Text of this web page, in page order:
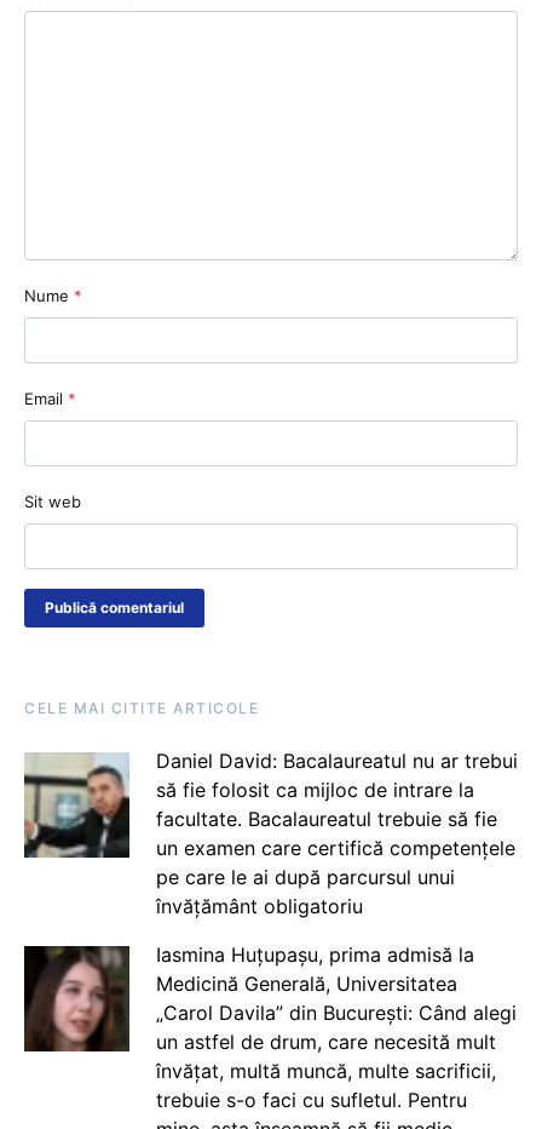
Nume *
Email *
Sit web
CELE MAI CITITE ARTICOLE
Daniel David: Bacalaureatul nu ar trebui
să fie folosit ca mijloc de intrare la
facultate. Bacalaureatul trebuie să fie
un examen care certifică competențele
pe care le ai după parcursul unui
învățământ obligatoriu
Iasmina Huțupașu, prima admisă la
Medicină Generală, Universitatea
„Carol Davila” din București: Când alegi
un astfel de drum, care necesită mult
învățat, multă muncă, multe sacrificii,
trebuie s-o faci cu sufletul. Pentru